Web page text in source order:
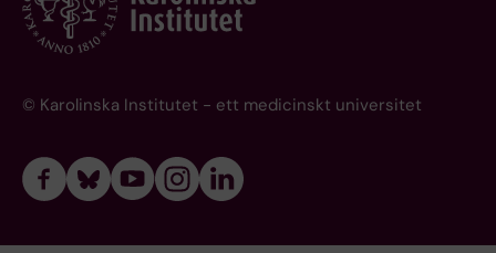
© Karolinska Institutet - ett medicinskt universitet